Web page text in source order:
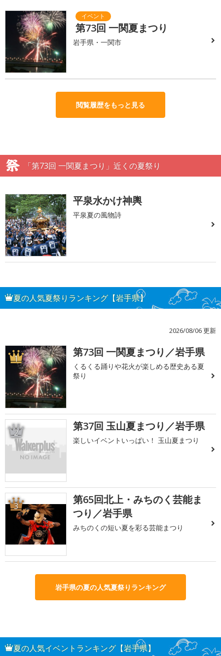
第73回 一関夏まつり
岩手県・一関市
閲覧履歴をもっと見る
「第73回 一関夏まつり」近くの夏祭り
平泉水かけ神輿
平泉夏の風物詩
夏の人気夏祭りランキング【岩手県】
2026/08/06 更新
1 第73回 一関夏まつり／岩手県
くるくる踊りや花火が楽しめる歴史ある夏
祭り
2 第37回 玉山夏まつり／岩手県
楽しいイベントいっぱい！ 玉山夏まつり
3
第65回北上・みちのく芸能ま
つり／岩手県
みちのくの短い夏を彩る芸能まつり
岩手県の夏の人気夏祭りランキング
夏の人気イベントランキング【岩手県】